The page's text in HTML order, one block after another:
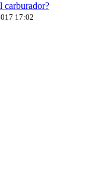
carburador?
17:02